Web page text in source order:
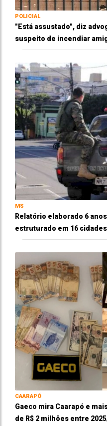
POLICIAL
"Está assustado", diz
suspeito de incendiar
MS
Relatório elaborado 6
estruturado em 16
CAARAPÓ
Gaeco mira Caarapó e
de R$ 2 milhões entre